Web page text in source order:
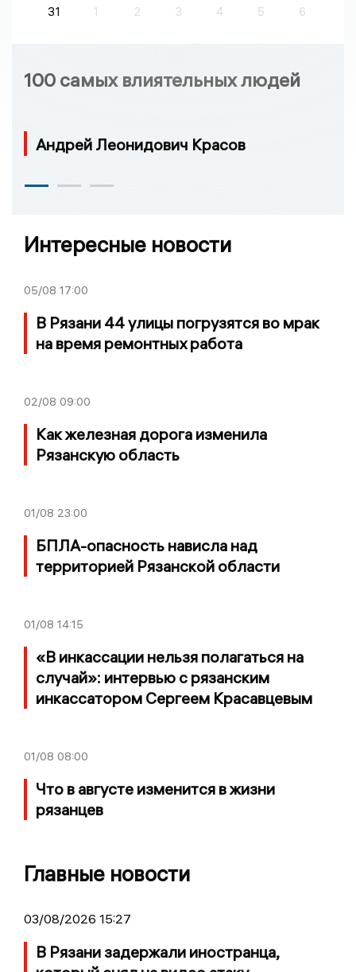
31
1 2 3 4 5 6
100 самых влиятельных людей
Андрей Леонидович Красов
Интересные новости
05/08 17:00
В Рязани 44 улицы погрузятся во мрак
на время ремонтных работа
02/08 09:00
Как железная дорога изменила
Рязанскую область
01/08 23:00
БПЛА-опасность нависла над
территорией Рязанской области
01/08 14:15
«В инкассации нельзя полагаться на
случай»: интервью с рязанским
инкассатором Сергеем Красавцевым
01/08 08:00
Что в августе изменится в жизни
рязанцев
Главные новости
03/08/2026 15:27
В Рязани задержали иностранца,